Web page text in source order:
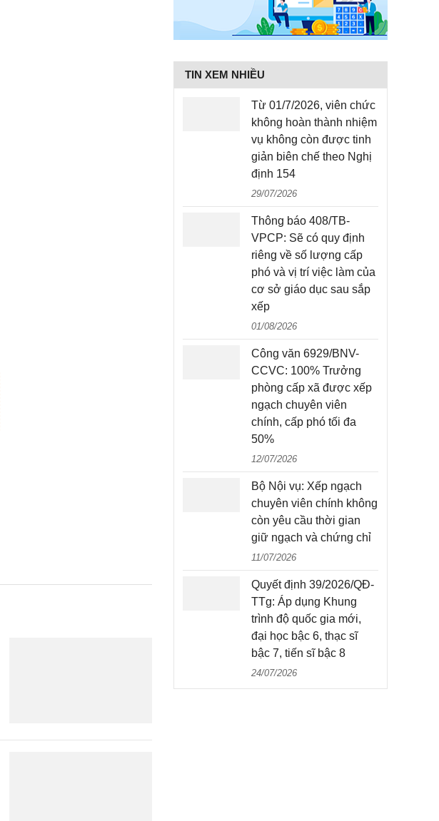
TIN XEM NHIỀU
Từ 01/7/2026, viên chức
không hoàn thành nhiệm
vụ không còn được tinh
giản biên chế theo Nghị
định 154
29/07/2026
Thông báo 408/TB-
VPCP: Sẽ có quy định
riêng về số lượng cấp
phó và vị trí việc làm của
cơ sở giáo dục sau sắp
xếp
01/08/2026
Công văn 6929/BNV-
CCVC: 100% Trưởng
phòng cấp xã được xếp
ngạch chuyên viên
chính, cấp phó tối đa
50%
12/07/2026
Bộ Nội vụ: Xếp ngạch
chuyên viên chính không
còn yêu cầu thời gian
giữ ngạch và chứng chỉ
11/07/2026
Quyết định 39/2026/QĐ-
TTg: Áp dụng Khung
trình độ quốc gia mới,
đại học bậc 6, thạc sĩ
bậc 7, tiến sĩ bậc 8
24/07/2026